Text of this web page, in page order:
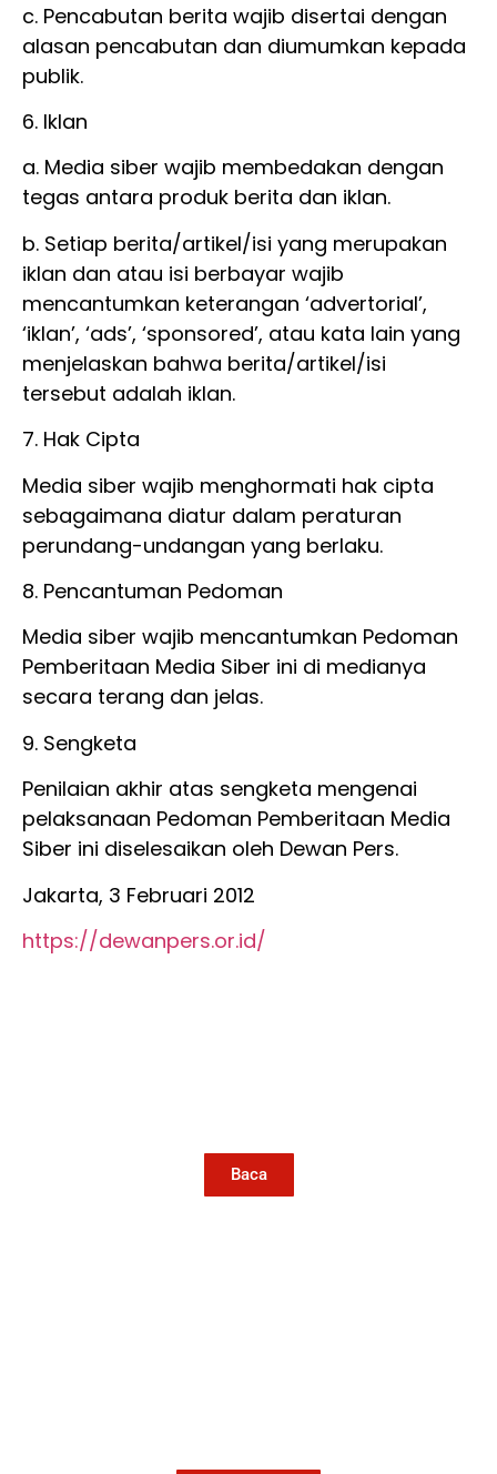
c. Pencabutan berita wajib disertai dengan
alasan pencabutan dan diumumkan kepada
publik.
6. Iklan
a. Media siber wajib membedakan dengan
tegas antara produk berita dan iklan.
b. Setiap berita/artikel/isi yang merupakan
iklan dan atau isi berbayar wajib
mencantumkan keterangan ‘advertorial’,
‘iklan’, ‘ads’, ‘sponsored’, atau kata lain yang
menjelaskan bahwa berita/artikel/isi
tersebut adalah iklan.
7. Hak Cipta
Media siber wajib menghormati hak cipta
sebagaimana diatur dalam peraturan
perundang-undangan yang berlaku.
8. Pencantuman Pedoman
Media siber wajib mencantumkan Pedoman
Pemberitaan Media Siber ini di medianya
secara terang dan jelas.
9. Sengketa
Penilaian akhir atas sengketa mengenai
pelaksanaan Pedoman Pemberitaan Media
Siber ini diselesaikan oleh Dewan Pers.
Jakarta, 3 Februari 2012
https://dewanpers.or.id/
Baca